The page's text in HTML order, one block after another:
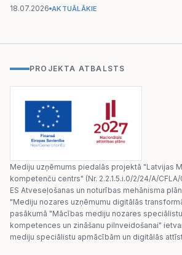
18.07.2026 AKTUĀLĀKIE
PROJEKTA ATBALSTS
Mediju uzņēmums piedalās projektā "Latvijas
kompetenču centrs" (Nr. 2.2.1.5.i.0/2/24/A/
ES Atveseļošanas un noturības mehānisma
"Mediju nozares uzņēmumu digitālās
pasākumā "Mācības mediju nozares
kompetences un zināšanu pilnveidošanai"
mediju speciālistu apmācībām un digitālās